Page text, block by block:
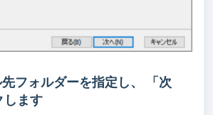
フォルダーを指定し、 「次
します